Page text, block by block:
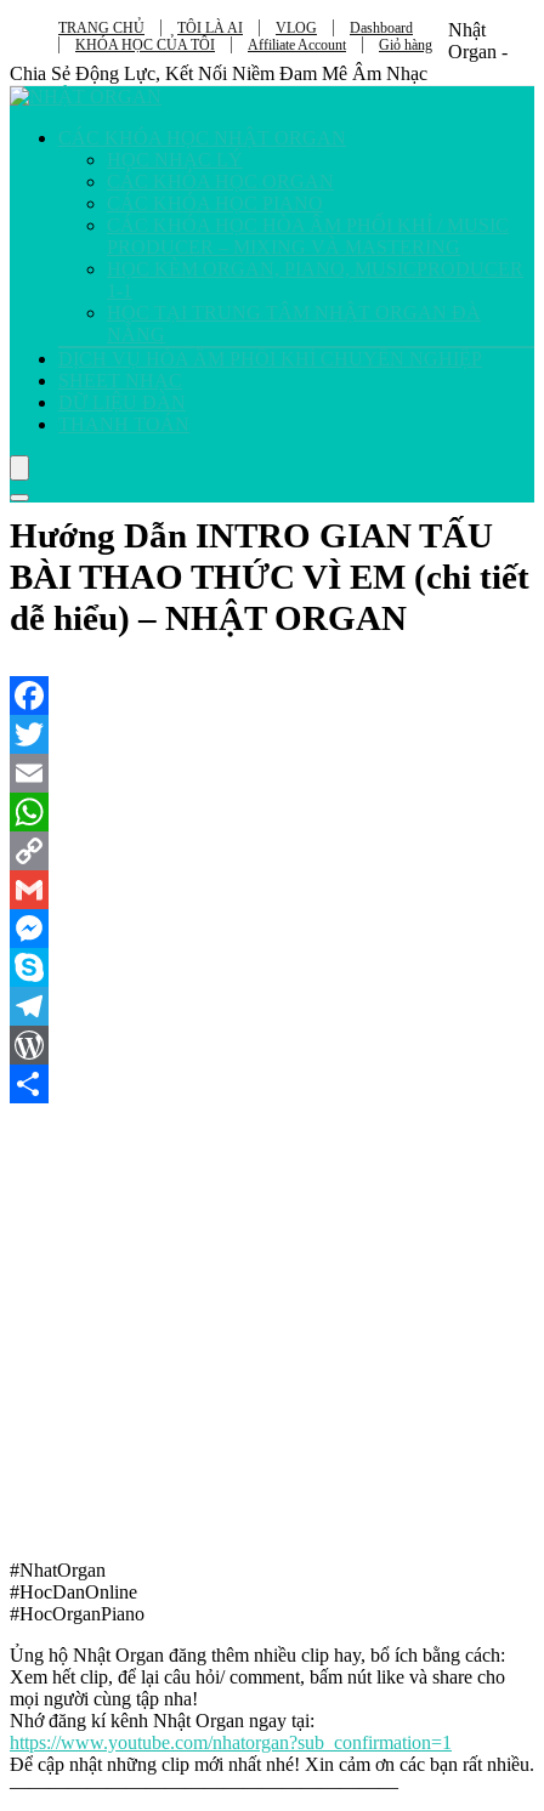
TRANG CHỦ TÔI LÀ AI VLOG
Dashboard
KHÓA HỌC CỦA TÔI
Affiliate Account Giỏ hàng
Nhật
Organ -
Chia Sẻ Động Lực, Kết Nối Niềm Đam Mê Âm Nhạc
CÁC KHÓA HỌC NHẬT ORGAN
HỌC NHẠC LÝ
CÁC KHÓA HỌC ORGAN
CÁC KHÓA HỌC PIANO
CÁC KHÓA HỌC HÒA ÂM PHỐI KHÍ / MUSIC
PRODUCER – MIXING VÀ MASTERING
HỌC KÈM ORGAN, PIANO, MUSICPRODUCER
1-1
HỌC TẠI TRUNG TÂM NHẬT ORGAN ĐÀ
NẴNG
DỊCH VỤ HÒA ÂM PHỐI KHÍ CHUYÊN NGHIỆP
SHEET NHẠC
DỮ LIỆU ĐÀN
THANH TOÁN
Hướng Dẫn INTRO GIAN TẤU
BÀI THAO THỨC VÌ EM (chi tiết
dễ hiểu) – NHẬT ORGAN
Facebook
Twitter
Email
WhatsApp
Copy
Link
Gmail
Messenger
Skype
Telegram
WordPress
#NhatOrgan
#HocDanOnline
#HocOrganPiano
Ủng hộ Nhật Organ đăng thêm nhiều clip hay, bổ ích bằng cách:
Xem hết clip, để lại câu hỏi/ comment, bấm nút like và share cho
mọi người cùng tập nha!
Nhớ đăng kí kênh Nhật Organ ngay tại:
https://www.youtube.com/nhatorgan?sub_confirmation=1
Để cập nhật những clip mới nhất nhé! Xin cảm ơn các bạn rất nhiều.
————————————————————